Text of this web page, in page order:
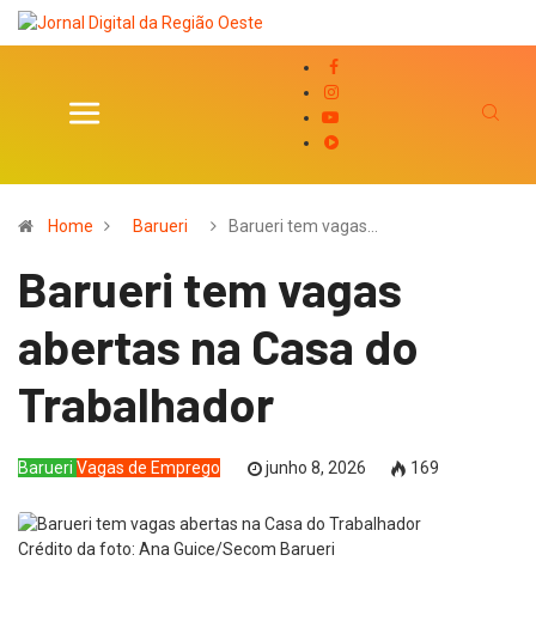
Home Barueri Barueri tem vagas…
Barueri tem vagas
abertas na Casa do
Trabalhador
Barueri Vagas de Emprego junho 8, 2026 169
Crédito da foto: Ana Guice/Secom Barueri